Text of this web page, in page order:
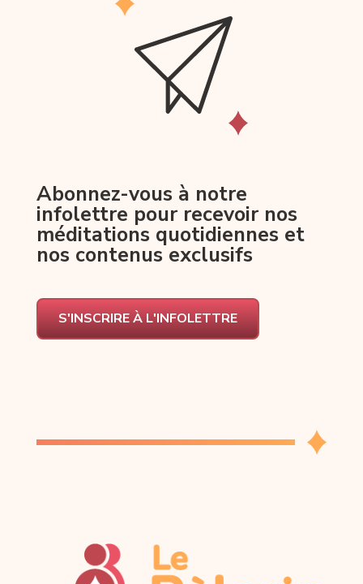
Abonnez-vous à notre
infolettre pour recevoir nos
méditations quotidiennes et
nos contenus exclusifs
S'INSCRIRE À L'INFOLETTRE